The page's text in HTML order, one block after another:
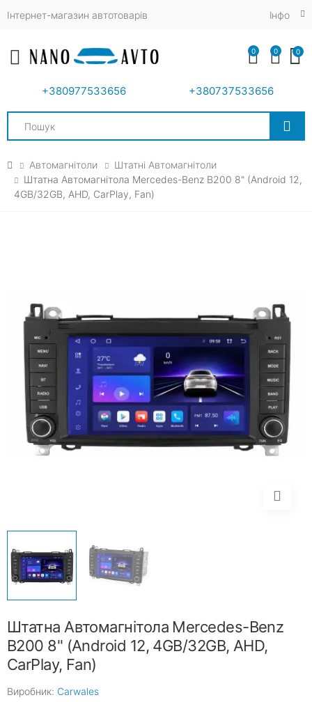
Інтернет-магазин автотоварів Iнфо
Toggle mobile menu
+380977533656 +380737533656
Search
0 0 0
Автомагнітоли
Штатні Автомагнітоли
Штатна Автомагнітола Mercedes-Benz B200 8" (Android 12,
4GB/32GB, AHD, CarPlay, Fan)
Штатна Автомагнітола Mercedes-Benz
B200 8" (Android 12, 4GB/32GB, AHD,
CarPlay, Fan)
Виробник: Carwales